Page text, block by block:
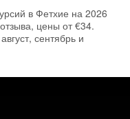
в Фетхие на 2026
цены от €34.
сентябрь и